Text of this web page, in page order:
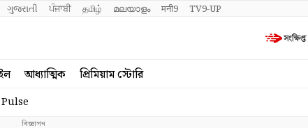
ગુજરાતી ਪੰਜਾਬੀ தமிழ் മലയാളം मनी9 TV9-UP
আধ্যাত্মিক প্রিমিয়াম স্টোরি